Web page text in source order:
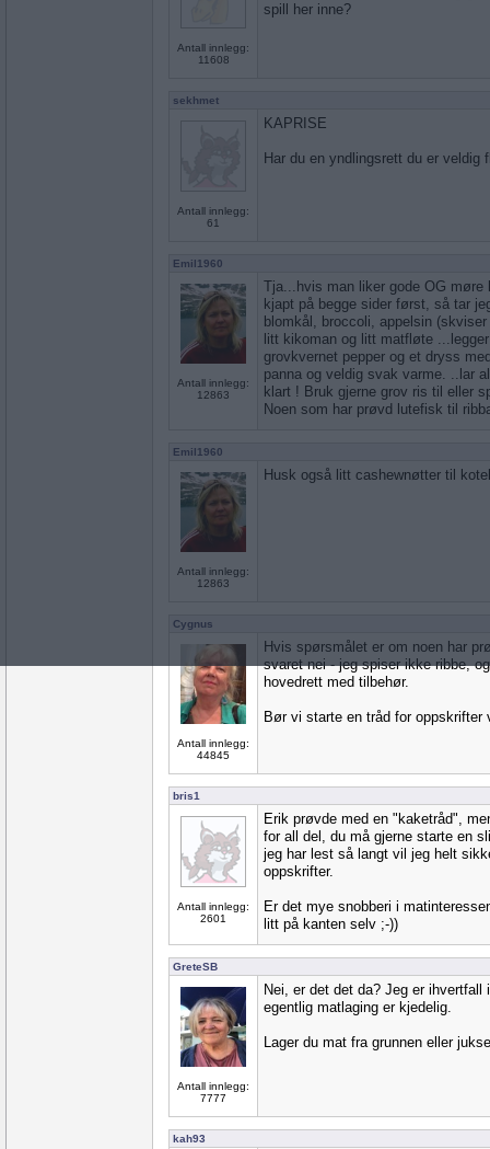
Antall innlegg:
11608
spill her inne?
sekhmet
Antall innlegg:
61
KAPRISE
Har du en yndlingsrett du er veldig
Emil1960
Antall innlegg:
12863
Tja...hvis man liker gode OG møre
kjapt på begge sider først, så tar
blomkål, broccoli, appelsin
litt kikoman og litt matfløte
grovkvernet pepper og et dryss
panna og veldig svak varme. ..lar
klart ! Bruk gjerne grov ris til eller
Noen som har prøvd lutefisk til
Emil1960
Antall innlegg:
12863
Husk også litt cashewnøtter til
Cygnus
Antall innlegg:
44845
Hvis spørsmålet er om noen har
svaret nei - jeg spiser ikke ribbe,
hovedrett med tilbehør.
Bør vi starte en tråd for oppskrifter
bris1
Antall innlegg:
2601
Erik prøvde med en "kaketråd",
for all del, du må gjerne starte en
jeg har lest så langt vil jeg helt
oppskrifter.
Er det mye snobberi i
litt på kanten selv ;-))
GreteSB
Antall innlegg:
7777
Nei, er det det da? Jeg er
egentlig matlaging er kjedelig.
Lager du mat fra grunnen eller
kah93